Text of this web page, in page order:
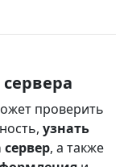
проверить
узнать
, а также